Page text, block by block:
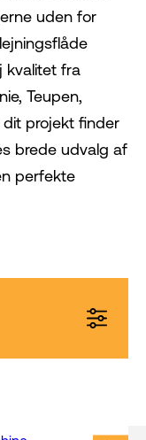
uden for
kvalitet fra
Teupen,
dit projekt finder
brede udvalg af
perfekte